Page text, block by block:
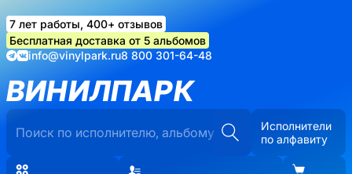
7 лет работы, 400+ отзывов
Бесплатная доставка от 5 альбомов
info@vinylpark.ru8 800 301-64-48
ВИНИЛПАРК
Исполнители
по алфавиту